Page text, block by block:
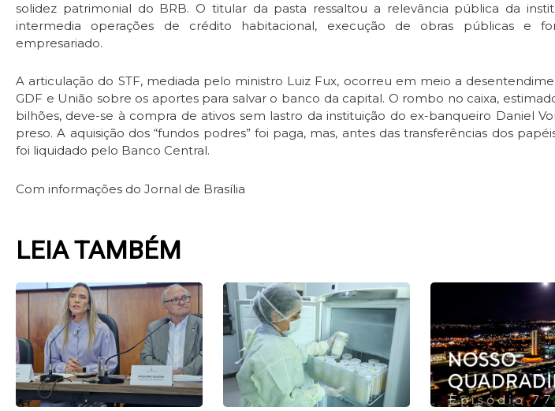
solidez patrimonial do BRB. O titular da pasta ressaltou a relevância pública da
intermedia operações de crédito habitacional, execução de obras públicas e
empresariado.
A articulação do STF, mediada pelo ministro Luiz Fux, ocorreu em meio a
GDF e União sobre os aportes para salvar o banco da capital. O rombo no caixa,
bilhões, deve-se à compra de ativos sem lastro da instituição do ex-banqueiro Daniel
preso. A aquisição dos “fundos podres” foi paga, mas, antes das transferências dos
foi liquidado pelo Banco Central.
Com informações do Jornal de Brasília
LEIA TAMBÉM
PagePage PagePagePage